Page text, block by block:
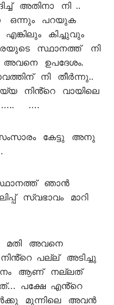
അതിനാ നി ..
ഒന്നും പറയുക
കിച്ചുവും
സ്ഥാനത്ത് നി
ഉപദേശം.
നി തീർന്നു..
നിൻ്റെ വായിലെ
….
സംസാരം കേട്ടു അനു
ഞാൻ
സ്വഭാവം മാറി
മതി അവനെ
പല്ല് അടിച്ചു
ആണ് നല്ലത്
പക്ഷേ എൻ്റെ
മുന്നിലെ അവൻ